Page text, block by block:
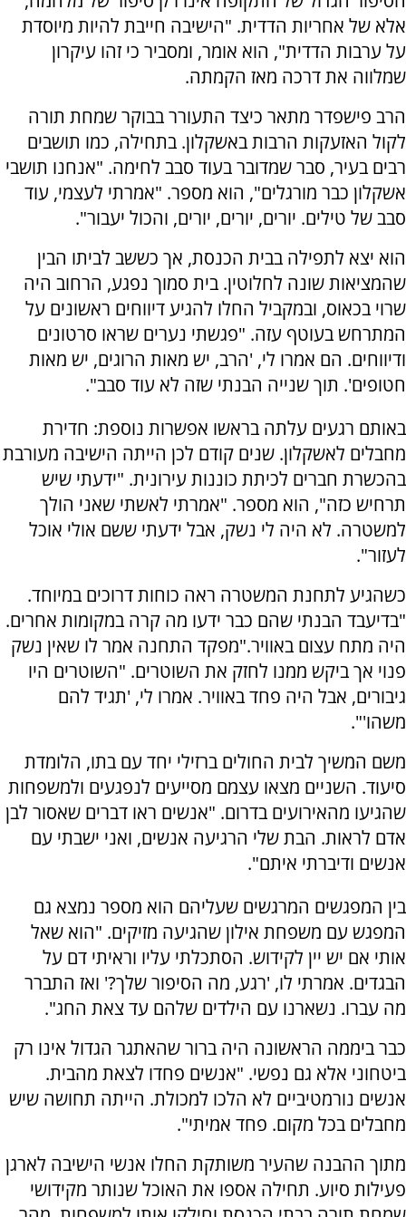
אלא של אחריות הדדית. "הישיבה חייבת להיות מיוסדת
על ערבות הדדית", הוא אומר, ומסביר כי זהו עיקרון
שמלווה את דרכה מאז הקמתה.
הרב פישפדר מתאר כיצד התעורר בבוקר שמחת תורה
לקול האזעקות הרבות באשקלון. בתחילה, כמו תושבים
רבים בעיר, סבר שמדובר בעוד סבב לחימה. "אנחנו תושבי
אשקלון כבר מורגלים", הוא מספר. "אמרתי לעצמי, עוד
סבב של טילים. יורים, יורים, יורים, והכול יעבור".
הוא יצא לתפילה בבית הכנסת, אך כששב לביתו הבין
שהמציאות שונה לחלוטין. בית סמוך נפגע, הרחוב היה
שרוי בכאוס, ובמקביל החלו להגיע דיווחים ראשונים על
המתרחש בעוטף עזה. "פגשתי נערים שראו סרטונים
ודיווחים. הם אמרו לי, 'הרב, יש מאות הרוגים, יש מאות
חטופים'. תוך שנייה הבנתי שזה לא עוד סבב".
באותם רגעים עלתה בראשו אפשרות נוספת: חדירת
מחבלים לאשקלון. שנים קודם לכן הייתה הישיבה מעורבת
בהכשרת חברים לכיתת כוננות עירונית. "ידעתי שיש
תרחיש כזה", הוא מספר. "אמרתי לאשתי שאני הולך
למשטרה. לא היה לי נשק, אבל ידעתי ששם אולי אוכל
לעזור".
כשהגיע לתחנת המשטרה ראה כוחות דרוכים במיוחד.
"בדיעבד הבנתי שהם כבר ידעו מה קרה במקומות אחרים.
היה מתח עצום באוויר."מפקד התחנה אמר לו שאין נשק
פנוי אך ביקש ממנו לחזק את השוטרים. "השוטרים היו
גיבורים, אבל היה פחד באוויר. אמרו לי, 'תגיד להם
משהו'".
משם המשיך לבית החולים ברזילי יחד עם בתו, הלומדת
סיעוד. השניים מצאו עצמם מסייעים לנפגעים ולמשפחות
שהגיעו מהאירועים בדרום. "אנשים ראו דברים שאסור לבן
אדם לראות. הבת שלי הרגיעה אנשים, ואני ישבתי עם
אנשים ודיברתי איתם".
בין המפגשים המרגשים שעליהם הוא מספר נמצא גם
המפגש עם משפחת אילון שהגיעה מזיקים. "הוא שאל
אותי אם יש יין לקידוש. הסתכלתי עליו וראיתי דם על
הבגדים. אמרתי לו, 'רגע, מה הסיפור שלך?' ואז התברר
מה עברו. נשארנו עם הילדים שלהם עד צאת החג".
כבר ביממה הראשונה היה ברור שהאתגר הגדול אינו רק
ביטחוני אלא גם נפשי. "אנשים פחדו לצאת מהבית.
אנשים נורמטיביים לא הלכו למכולת. הייתה תחושה שיש
מחבלים בכל מקום. פחד אמיתי".
מתוך ההבנה שהעיר משותקת החלו אנשי הישיבה לארגן
פעילות סיוע. תחילה אספו את האוכל שנותר מקידושי